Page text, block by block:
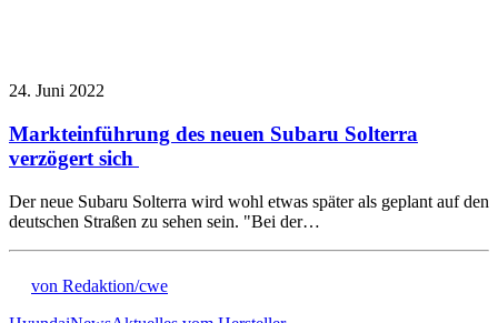
24. Juni 2022
Markteinführung des neuen Subaru Solterra
verzögert sich
Der neue Subaru Solterra wird wohl etwas später als geplant auf den
deutschen Straßen zu sehen sein. "Bei der…
von Redaktion/cwe